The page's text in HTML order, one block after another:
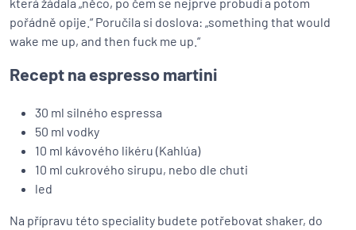
pořádně opije.“ Poručila si doslova: „something that would
wake me up, and then fuck me up.“
Recept na espresso martini
30 ml silného espressa
50 ml vodky
10 ml kávového likéru (Kahlúa)
10 ml cukrového sirupu, nebo dle chuti
led
Na přípravu této speciality budete potřebovat shaker, do